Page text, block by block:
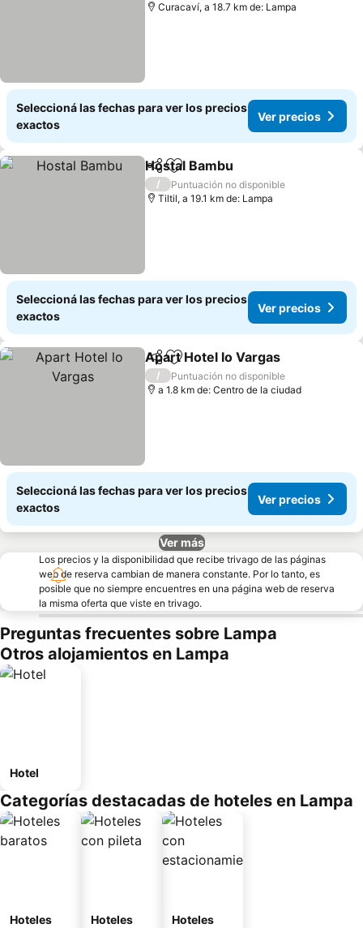
Curacaví, a 18.7 km de: Lampa
Seleccioná las fechas para ver los precios
exactos
Ver precios
CompartirAñadir a favoritos
Hostal Bambu
/
Puntuación no disponible
Tiltil, a 19.1 km de: Lampa
Seleccioná las fechas para ver los precios
exactos
Ver precios
CompartirAñadir a favoritos
Apart Hotel lo Vargas
/
Puntuación no disponible
a 1.8 km de: Centro de la ciudad
Seleccioná las fechas para ver los precios
exactos
Ver precios
Ver más
Los precios y la disponibilidad que recibe trivago de las páginas
web de reserva cambian de manera constante. Por lo tanto, es
posible que no siempre encuentres en una página web de reserva
la misma oferta que viste en trivago.
Preguntas frecuentes sobre Lampa
Otros alojamientos en Lampa
Hotel
Categorías destacadas de hoteles en Lampa
Hoteles
Hoteles
Hoteles